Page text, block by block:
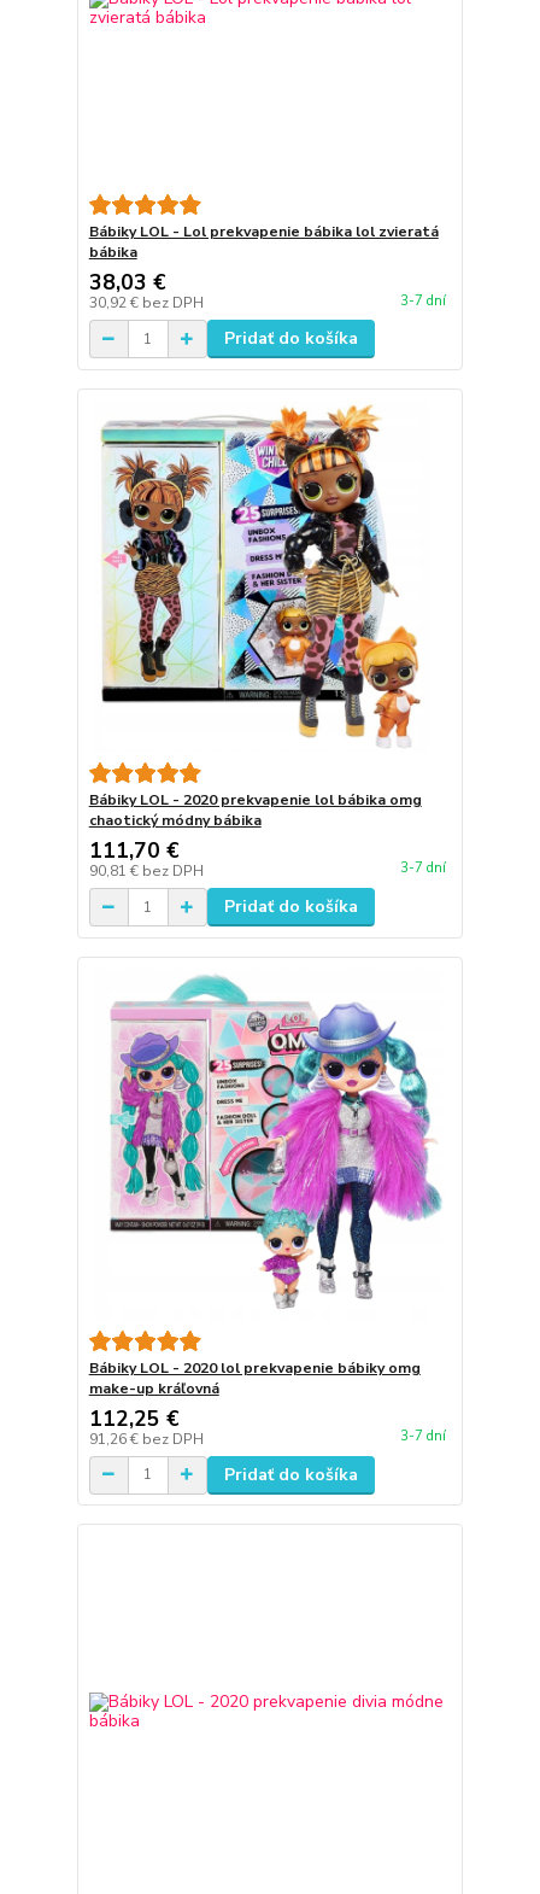
Bábiky LOL - Lol prekvapenie bábika lol zvieratá
bábika
38,03 €
30,92 € bez DPH 3-7 dní
Pridať do košíka
Bábiky LOL - 2020 prekvapenie lol bábika omg
chaotický módny bábika
111,70 €
90,81 € bez DPH 3-7 dní
Pridať do košíka
Bábiky LOL - 2020 lol prekvapenie bábiky omg
make-up kráľovná
112,25 €
91,26 € bez DPH 3-7 dní
Pridať do košíka